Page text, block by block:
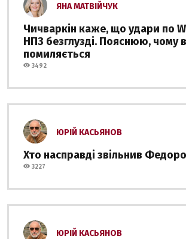
ЯНА МАТВІЙЧУК
Чичваркін каже, що удари по
НПЗ безглузді. Пояснюю, чому
помиляється
3492
ЮРІЙ КАСЬЯНОВ
Хто насправді звільнив
3227
ЮРІЙ КАСЬЯНОВ